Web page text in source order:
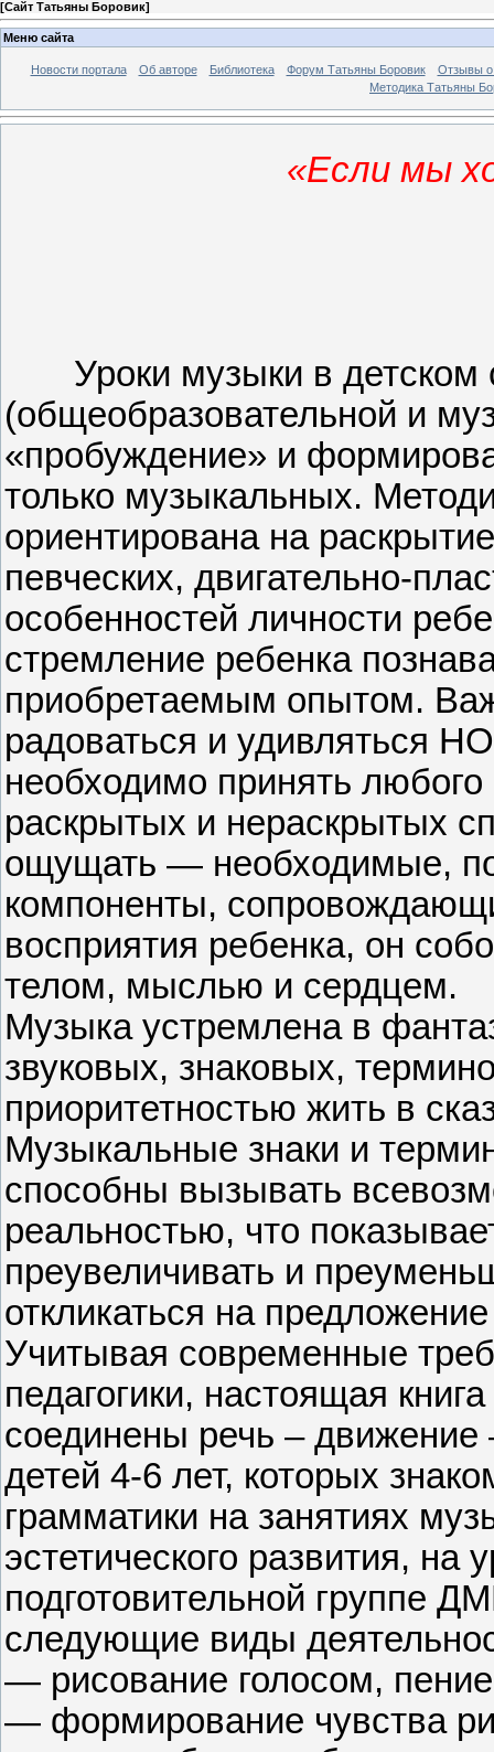
[Сайт Татьяны Боровик]
Меню сайта
Новости портала Об авторе Библиотека Форум Татьяны Боровик
Отзывы о
Методика Татьяны
«Если мы
Уроки музыки в
(общеобразовательной и
«пробуждение» и
только музыкальных.
ориентирована на
певческих, двигательно-
особенностей личности
стремление ребенка
приобретаемым опытом.
радоваться и удивляться
необходимо принять
раскрытых и нераскрытых
ощущать — необходимые,
компоненты,
восприятия ребенка, он
телом, мыслью и сердцем.
Музыка устремлена в
звуковых, знаковых,
приоритетностью жить в
Музыкальные знаки и
способны вызывать
реальностью, что
преувеличивать и
откликаться на
Учитывая современные
педагогики, настоящая
соединены речь –
детей 4-6 лет, которых
грамматики на занятиях
эстетического развития,
подготовительной группе
следующие виды
— рисование голосом,
— формирование чувства